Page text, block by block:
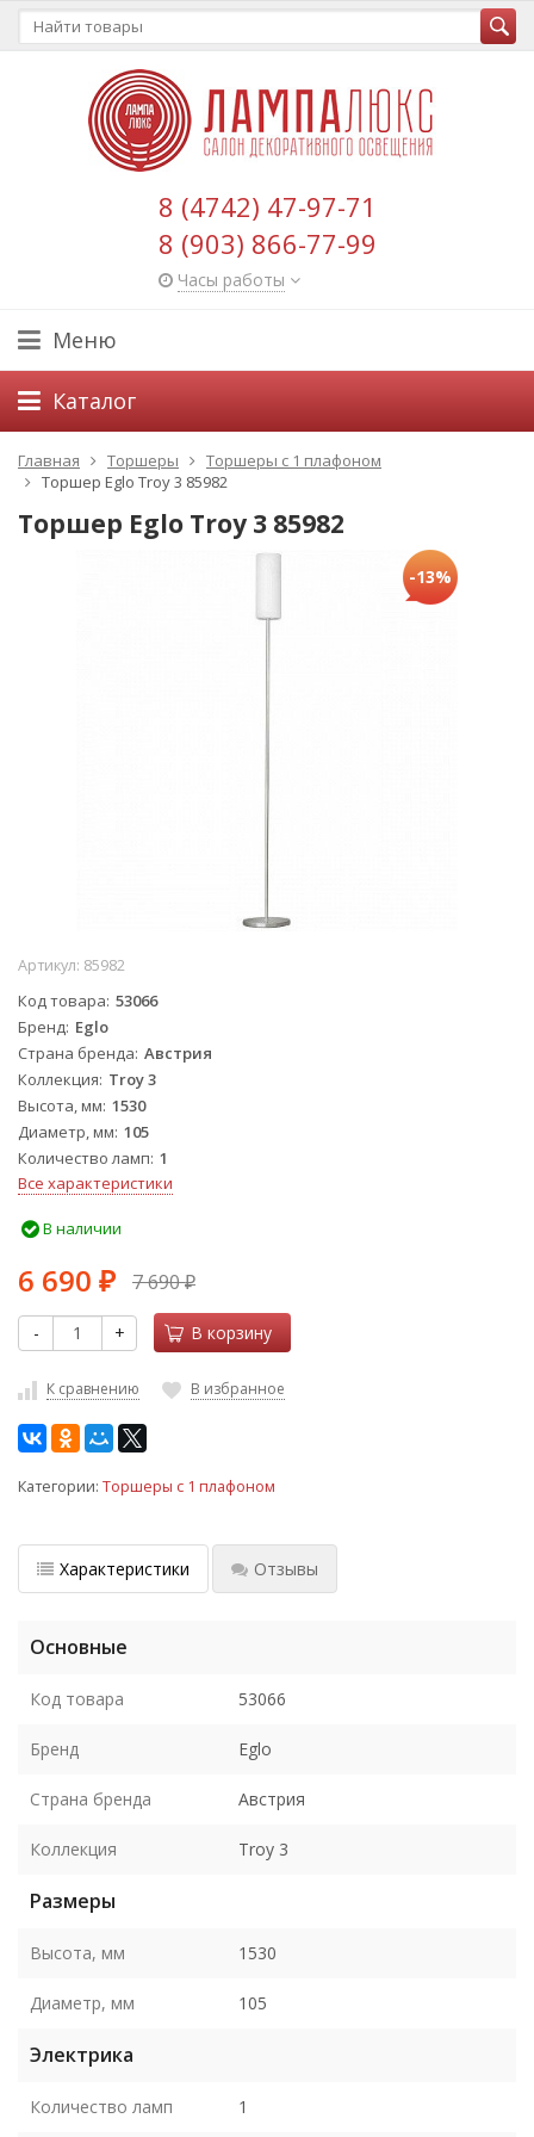
8 (4742) 47-97-71
8 (903) 866-77-99
Часы работы
Меню
Каталог
Главная Торшеры
Торшеры с 1 плафоном
Торшер Eglo Troy 3 85982
Торшер Eglo Troy 3 85982
-13%
Артикул: 85982
Код товара 53066
Бренд Eglo
Страна бренда Австрия
Коллекция Troy 3
Высота, мм 1530
Диаметр, мм 105
Количество ламп 1
Все характеристики
В наличии
6 690 ₽ 7 690₽
- + В корзину
К сравнению В избранное
Категории: Торшеры с 1 плафоном
Характеристики Отзывы
Основные
Код товара 53066
Бренд Eglo
Страна бренда Австрия
Коллекция Troy 3
Размеры
Высота, мм 1530
Диаметр, мм 105
Электрика
Количество ламп 1